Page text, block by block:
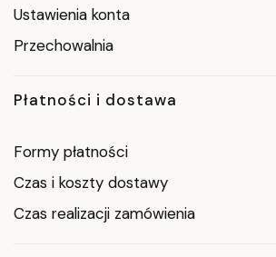
Ustawienia konta
Przechowalnia
Płatności i dostawa
Formy płatności
Czas i koszty dostawy
Czas realizacji zamówienia